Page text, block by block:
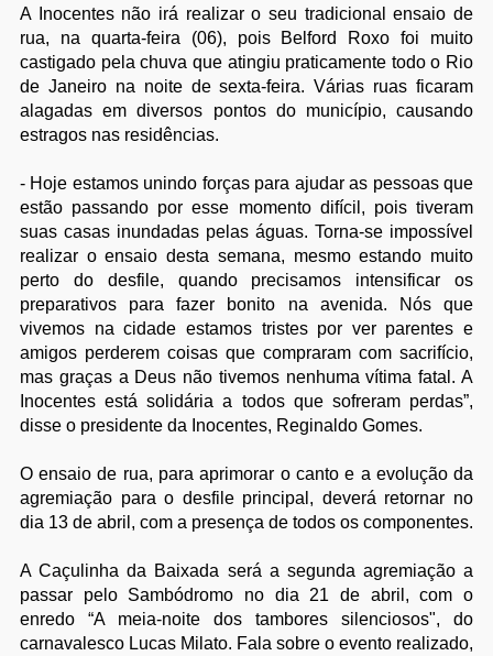
A Inocentes não irá realizar o seu tradicional ensaio de
rua, na quarta-feira (06), pois Belford Roxo foi muito
castigado pela chuva que atingiu praticamente todo o Rio
de Janeiro na noite de sexta-feira. Várias ruas ficaram
alagadas em diversos pontos do município, causando
estragos nas residências.
- Hoje estamos unindo forças para ajudar as pessoas que
estão passando por esse momento difícil, pois tiveram
suas casas inundadas pelas águas. Torna-se impossível
realizar o ensaio desta semana, mesmo estando muito
perto do desfile, quando precisamos intensificar os
preparativos para fazer bonito na avenida. Nós que
vivemos na cidade estamos tristes por ver parentes e
amigos perderem coisas que compraram com sacrifício,
mas graças a Deus não tivemos nenhuma vítima fatal. A
Inocentes está solidária a todos que sofreram perdas”,
disse o presidente da Inocentes, Reginaldo Gomes.
O ensaio de rua, para aprimorar o canto e a evolução da
agremiação para o desfile principal, deverá retornar no
dia 13 de abril, com a presença de todos os componentes.
A Caçulinha da Baixada será a segunda agremiação a
passar pelo Sambódromo no dia 21 de abril, com o
enredo “A meia-noite dos tambores silenciosos", do
carnavalesco Lucas Milato. Fala sobre o evento realizado,